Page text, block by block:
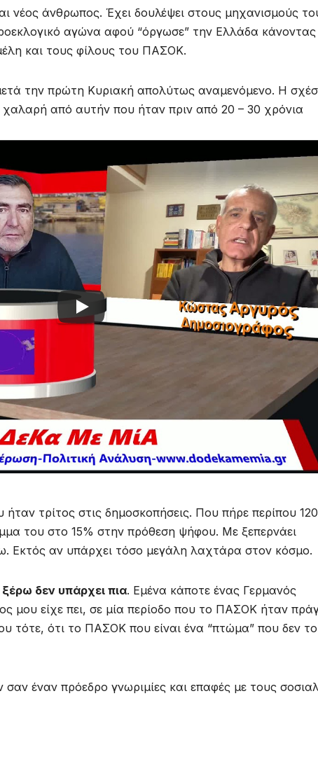
νέος άνθρωπος. Έχει δουλέψει στους μηχανισμούς
αγώνα αφού “όργωσε” την Ελλάδα κάνοντας
και τους φίλους του ΠΑΣΟΚ.
την πρώτη Κυριακή απολύτως αναμενόμενο. Η
χαλαρή από αυτήν που ήταν πριν από 20 – 30 χρόνια
ήταν τρίτος στις δημοσκοπήσεις. Που πήρε περίπου
του στο 15% στην πρόθεση ψήφου. Με ξεπερνάει
Εκτός αν υπάρχει τόσο μεγάλη λαχτάρα στον κόσμο.
δεν υπάρχει πια. Εμένα κάποτε ένας Γερμανός
μου είχε πει, σε μία περίοδο που το ΠΑΣΟΚ ήταν
τότε, ότι το ΠΑΣΟΚ που είναι ένα “πτώμα” που δεν
έναν πρόεδρο γνωριμίες και επαφές με τους